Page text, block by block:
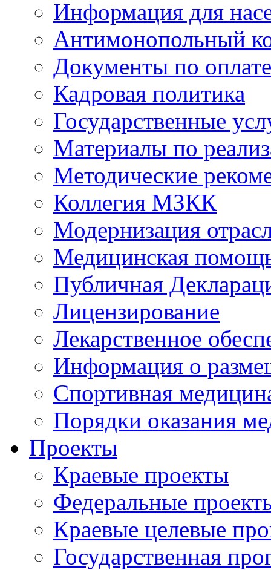
Информация для
Антимонопольный
Документы по
Кадровая политика
Государственные
Материалы по
Методические
Коллегия МЗКК
Модернизация
Медицинская
Публичная
Лицензирование
Лекарственное
Информация о
Спортивная
Порядки оказания
Проекты
Краевые проекты
Федеральные
Краевые целевые
Государственная